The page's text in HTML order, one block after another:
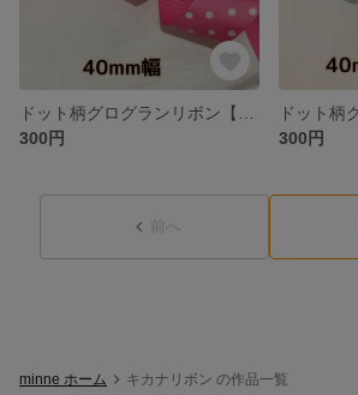
300円
300円
前へ
minne ホーム キカナリボン の作品一覧